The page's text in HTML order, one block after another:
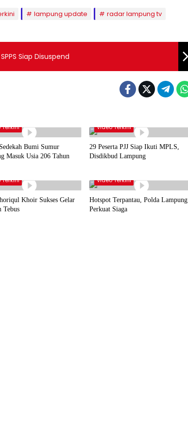
lampung update
radar lampung tv
Siap Disuspend
Terkini
Bumi Sumur
Masuk Usia 206 Tahun
Video Terkini
29 Peserta PJJ Siap Ikuti MPLS,
Disdikbud Lampung
Terkini
Khoir Sukses Gelar
Tebus
Video Terkini
Hotspot Terpantau, Polda Lampung
Perkuat Siaga